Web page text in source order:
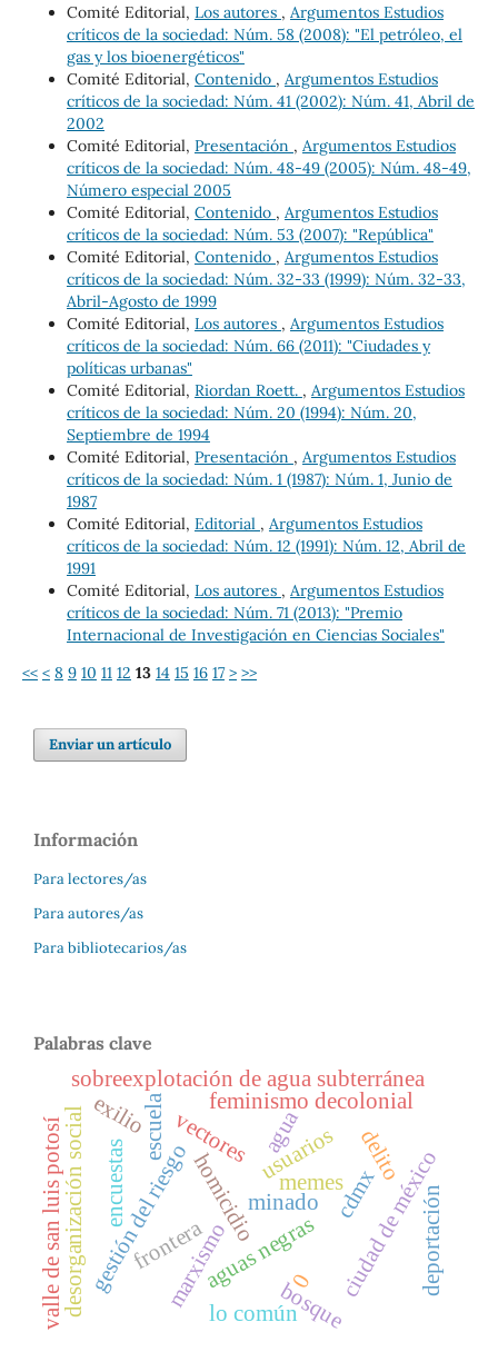
Comité Editorial, Los autores , Argumentos Estudios
críticos de la sociedad: Núm. 58 (2008): "El petróleo, el
gas y los bioenergéticos"
Comité Editorial, Contenido , Argumentos Estudios
críticos de la sociedad: Núm. 41 (2002): Núm. 41, Abril de
2002
Comité Editorial, Presentación , Argumentos Estudios
críticos de la sociedad: Núm. 48-49 (2005): Núm. 48-49,
Número especial 2005
Comité Editorial, Contenido , Argumentos Estudios
críticos de la sociedad: Núm. 53 (2007): "República"
Comité Editorial, Contenido , Argumentos Estudios
críticos de la sociedad: Núm. 32-33 (1999): Núm. 32-33,
Abril-Agosto de 1999
Comité Editorial, Los autores , Argumentos Estudios
críticos de la sociedad: Núm. 66 (2011): "Ciudades y
políticas urbanas"
Comité Editorial, Riordan Roett. , Argumentos Estudios
críticos de la sociedad: Núm. 20 (1994): Núm. 20,
Septiembre de 1994
Comité Editorial, Presentación , Argumentos Estudios
críticos de la sociedad: Núm. 1 (1987): Núm. 1, Junio de
1987
Comité Editorial, Editorial , Argumentos Estudios
críticos de la sociedad: Núm. 12 (1991): Núm. 12, Abril de
1991
Comité Editorial, Los autores , Argumentos Estudios
críticos de la sociedad: Núm. 71 (2013): "Premio
Internacional de Investigación en Ciencias Sociales"
<< < 8 9 10 11 12 13 14 15 16 17 > >>
Enviar un artículo
Información
Para lectores/as
Para autores/as
Para bibliotecarios/as
Palabras clave
marxismo
homicidio
gestión del riesgoaguas negras
usuarios
encuestas memesciudad de méxico
desorganización social cdmx
delito
valle de san luis potosí minado
sobreexplotación de agua subterránea
bosque
agua
vectores
feminismo decolonial
escuela
frontera
lo común
exilio
deportación
0